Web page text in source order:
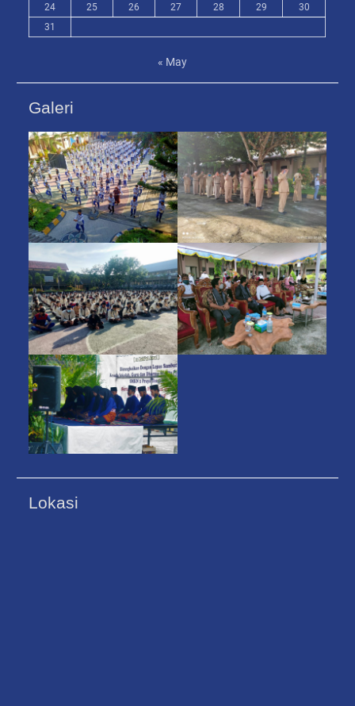
24
25 26 27 28 29
30
31
« May
Galeri
Lokasi